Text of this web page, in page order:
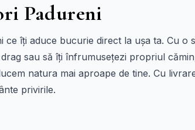
Padureni
îți aduce bucurie direct la ușa ta. Cu o
sau să îți înfrumusețezi propriul
natura mai aproape de tine. Cu
privirile.